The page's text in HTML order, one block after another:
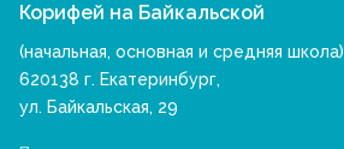
Корифей на Байкальской
(начальная, основная и средняя школа)
620138 г. Екатеринбург,
ул. Байкальская, 29